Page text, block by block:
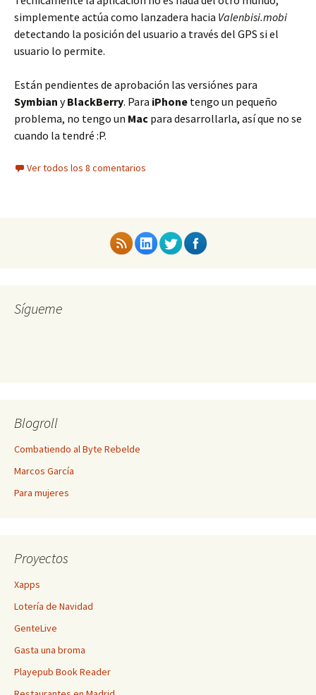
simplemente actúa como lanzadera hacia Valenbisi.mobi
detectando la posición del usuario a través del GPS si el
usuario lo permite.
Están pendientes de aprobación las versiónes para
Symbian yBlackBerry. Para iPhone tengo un pequeño
problema, no tengo un Mac para desarrollarla, así que no se
cuando la tendré :P.
Ver todos los 8 comentarios
Sígueme
Blogroll
Combatiendo al Byte Rebelde
Marcos García
Para mujeres
Proyectos
Xapps
Lotería de Navidad
GenteLive
Gasta una broma
Playepub Book Reader